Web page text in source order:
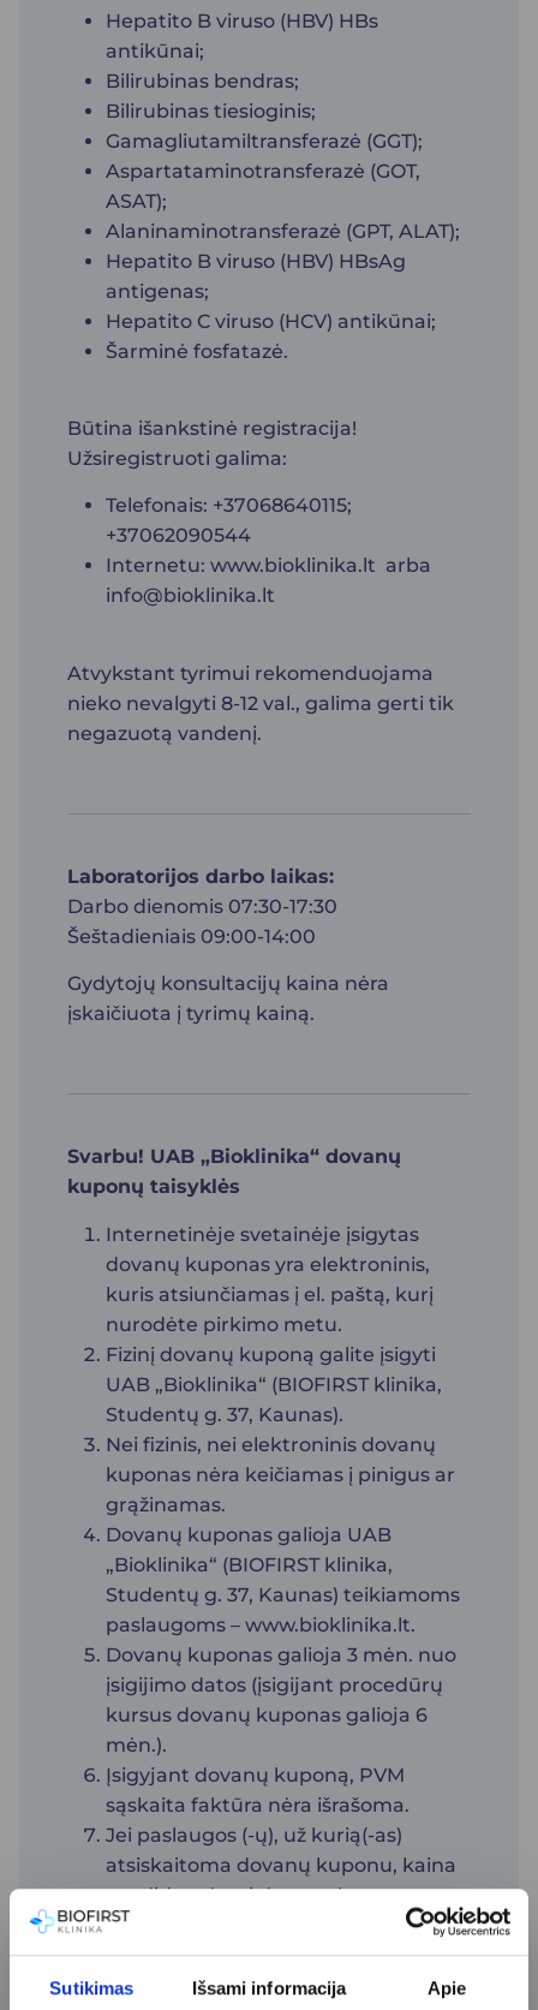
Sutikimas Išsami informacija Apie
Hepatito B viruso (HBV) HBs
antikūnai;
Bilirubinas bendras;
Bilirubinas tiesioginis;
Gamagliutamiltransferazė (GGT);
Aspartataminotransferazė (GOT,
ASAT);
Alaninaminotransferazė (GPT, ALAT);
Hepatito B viruso (HBV) HBsAg
antigenas;
Hepatito C viruso (HCV) antikūnai;
Šarminė fosfatazė.
Būtina išankstinė registracija!
Užsiregistruoti galima:
Telefonais: +37068640115;
+37062090544
Internetu: www.bioklinika.lt arba
info@bioklinika.lt
Atvykstant tyrimui rekomenduojama
nieko nevalgyti 8-12 val., galima gerti tik
negazuotą vandenį.
Laboratorijos darbo laikas:
Darbo dienomis 07:30-17:30
Šeštadieniais 09:00-14:00
Gydytojų konsultacijų kaina nėra
įskaičiuota į tyrimų kainą.
Svarbu! UAB „Bioklinika“ dovanų
kuponų taisyklės
Internetinėje svetainėje įsigytas
dovanų kuponas yra elektroninis,
kuris atsiunčiamas į el. paštą, kurį
nurodėte pirkimo metu.
Fizinį dovanų kuponą galite įsigyti
UAB „Bioklinika“ (BIOFIRST klinika,
Studentų g. 37, Kaunas).
Nei fizinis, nei elektroninis dovanų
kuponas nėra keičiamas į pinigus ar
grąžinamas.
Dovanų kuponas galioja UAB
„Bioklinika“ (BIOFIRST klinika,
Studentų g. 37, Kaunas) teikiamoms
paslaugoms – www.bioklinika.lt.
Dovanų kuponas galioja 3 mėn. nuo
įsigijimo datos (įsigijant procedūrų
kursus dovanų kuponas galioja 6
mėn.).
Įsigyjant dovanų kuponą, PVM
sąskaita faktūra nėra išrašoma.
Jei paslaugos (-ų), už kurią(-as)
atsiskaitoma dovanų kuponu, kaina
yra didesnė nei dovanų kupono
nominali vertė, nurodyta ant dovanų
kupono, trūkstamą sumą reikia
primokėti atsiskaitant vietoje grynais